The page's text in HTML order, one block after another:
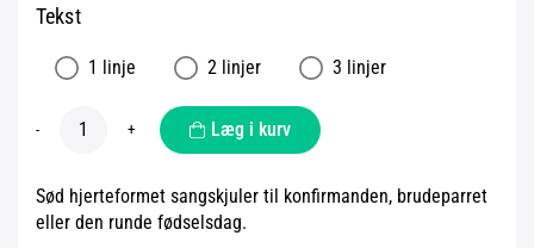
Tekst
1 linje 2 linjer 3 linjer
- + Læg i kurv
Sød hjerteformet sangskjuler til konfirmanden, brudeparret
eller den runde fødselsdag.